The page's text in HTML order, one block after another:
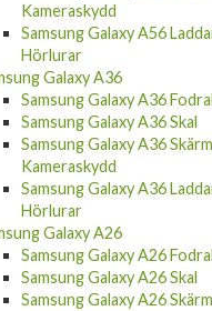
Samsung Galaxy A56
Hörlurar
Galaxy A36
Samsung Galaxy A36 Fodral
Samsung Galaxy A36 Skal
Samsung Galaxy A36
Kameraskydd
Samsung Galaxy A36
Hörlurar
Galaxy A26
Samsung Galaxy A26 Fodral
Samsung Galaxy A26 Skal
Samsung Galaxy A26
Kameraskydd